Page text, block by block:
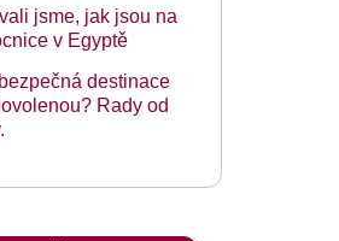
jsme, jak jsou na
v Egyptě
destinace
Rady od